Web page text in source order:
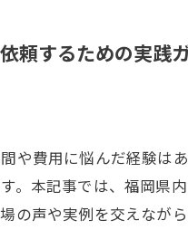
頼するための実践
や費用に悩んだ経験
。本記事では、福岡
の声や実例を交えなが